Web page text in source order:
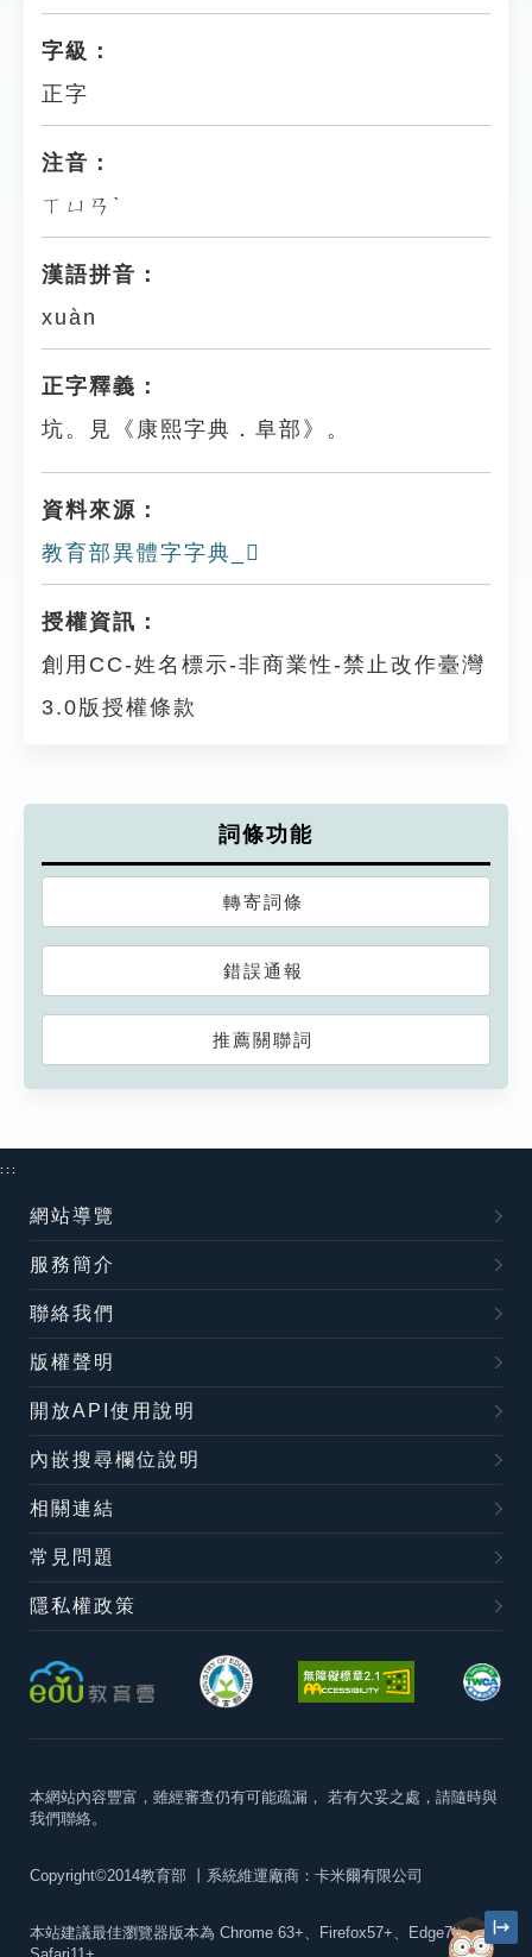
字級：
正字
注音：
ㄒㄩㄢˋ
漢語拼音：
xuàn
正字釋義：
坑。見《康熙字典．阜部》。
資料來源：
教育部異體字字典_𨸫
授權資訊：
創用CC-姓名標示-非商業性-禁止改作臺灣
3.0版授權條款
詞條功能
轉寄詞條
錯誤通報
推薦關聯詞
:::
網站導覽
服務簡介
聯絡我們
版權聲明
開放API使用說明
內嵌搜尋欄位說明
相關連結
常見問題
隱私權政策
本網站內容豐富，雖經審查仍有可能疏漏， 若有欠妥之處，請隨時與
我們聯絡。
Copyright©2014教育部 丨系統維運廠商：卡米爾有限公司
本站建議最佳瀏覽器版本為 Chrome 63+、Firefox57+、Edge79+及
Safari11+